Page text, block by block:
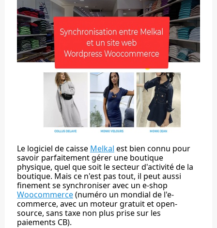
Le logiciel de caisse Melkal est bien connu pour
savoir parfaitement gérer une boutique
physique, quel que soit le secteur d'activité de la
boutique. Mais ce n'est pas tout, il peut aussi
finement se synchroniser avec un e-shop
Woocommerce(numéro un mondial de l'e-
commerce, avec un moteur gratuit et open-
source, sans taxe non plus prise sur les
paiements CB).